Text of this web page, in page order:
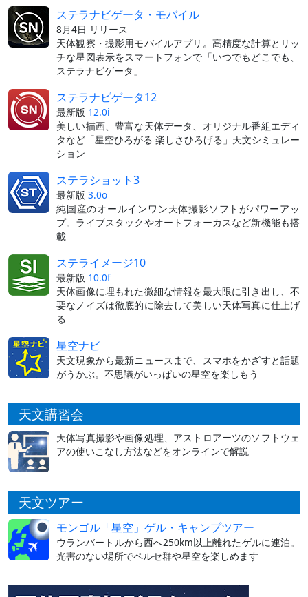
ステラナビゲータ・モバイル
8月4日 リリース
天体観察・撮影用モバイルアプリ。高精度な計算とリッ
チな星図表示をスマートフォンで「いつでもどこでも、
ステラナビゲータ」
ステラナビゲータ12
最新版 12.0i
美しい描画、豊富な天体データ、オリジナル番組エディ
タなど「星空ひろがる 楽しさひろげる」天文シミュレー
ション
ステラショット3
最新版 3.0o
純国産のオールインワン天体撮影ソフトがパワーアッ
プ。ライブスタックやオートフォーカスなど新機能も搭
載
ステライメージ10
最新版 10.0f
天体画像に埋もれた微細な情報を最大限に引き出し、不
要なノイズは徹底的に除去して美しい天体写真に仕上げ
る
星空ナビ
天文現象から最新ニュースまで、スマホをかざすと話題
がうかぶ。不思議がいっぱいの星空を楽しもう
天文講習会
天体写真撮影や画像処理、アストロアーツのソフトウェ
アの使いこなし方法などをオンラインで解説
天文ツアー
モンゴル「星空」ゲル・キャンプツアー
ウランバートルから西へ250km以上離れたゲルに連泊。
光害のない場所でペルセ群や星空を楽しめます